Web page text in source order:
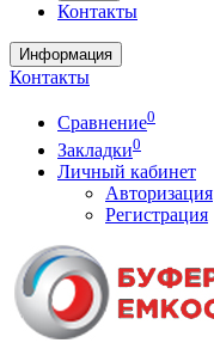
Контакты
Информация
Контакты
Сравнение0
Закладки0
Личный кабинет
Авторизация
Регистрация